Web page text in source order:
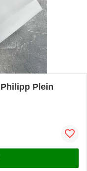
Philipp Plein